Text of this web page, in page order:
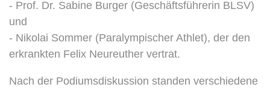
- Prof. Dr. Sabine Burger (Geschäftsführerin BLSV)
und
- Nikolai Sommer (Paralympischer Athlet), der den
erkrankten Felix Neureuther vertrat.
Nach der Podiumsdiskussion standen verschiedene